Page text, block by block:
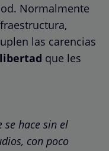
Normalmente
las carencias
libertad que les
se hace sin el
con poco